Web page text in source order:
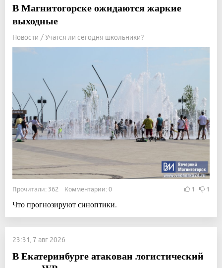
В Магнитогорске ожидаются жаркие
выходные
Новости / Учатся ли сегодня школьники?
Прочитали: 362 Комментарии: 0 1 1
Что прогнозируют синоптики.
23:31, 7 авг 2026
В Екатеринбурге атакован логистический